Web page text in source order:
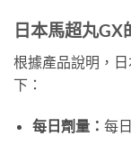
日本馬超丸GX
根據產品說明，
下：
每日劑量： 每